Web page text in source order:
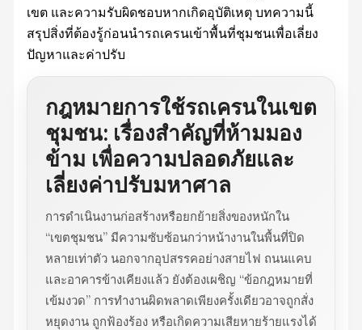
เขต และความรับผิดชอบหากเกิดอุบัติเหตุ บทความนี้
สรุปสิ่งที่ต้องรู้ก่อนนำรถเครนเข้าพื้นที่ชุมชนเพื่อเลี่ยง
ปัญหาและค่าปรับ
กฎหมายการใช้รถเครนในเขต
ชุมชน: เรื่องสำคัญที่ห้ามมอง
ข้าม เพื่อความปลอดภัยและ
เลี่ยงค่าปรับมหาศาล
การดำเนินงานก่อสร้างหรือยกย้ายสิ่งของหนักใน
“เขตชุมชน” มีความซับซ้อนกว่าหน้างานในพื้นที่ปิด
หลายเท่าตัว นอกจากอุปสรรคอย่างสายไฟ ถนนแคบ
และอาคารข้างเคียงแล้ว ยังต้องเผชิญ “ข้อกฎหมายที่
เข้มงวด” การทำงานผิดพลาดเพียงครั้งเดียวอาจถูกสั่ง
หยุดงาน ถูกฟ้องร้อง หรือเกิดความเสียหายร้ายแรงได้